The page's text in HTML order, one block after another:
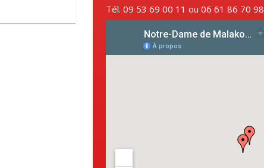
Tél. 09 53 69 00 11 ou 06 61 86 70 98